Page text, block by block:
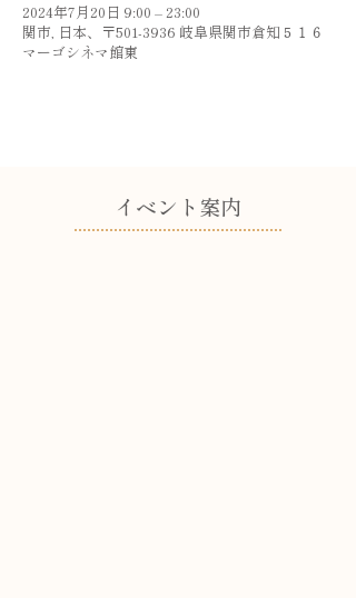
2024年7月20日 9:00 – 23:00
関市, 日本、〒501-3936 岐阜県関市倉知５１６
マーゴシネマ館東
​イベント案内